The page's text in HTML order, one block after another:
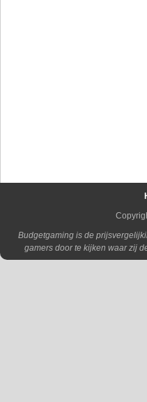
Budgetgaming is de
gamers door te kijken waar zij